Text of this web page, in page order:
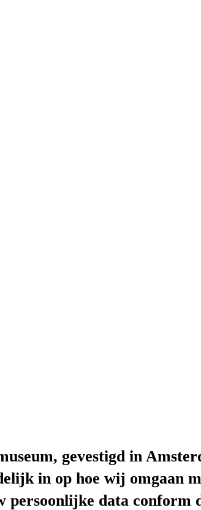
gevestigd in
in op hoe wij omgaan
data conform